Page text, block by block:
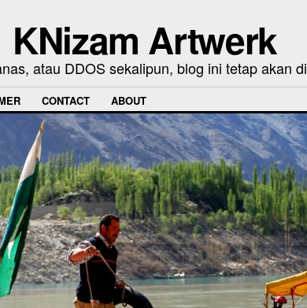
KNizam Artwerk
atau DDOS sekalipun, blog ini tetap akan
CONTACT ABOUT